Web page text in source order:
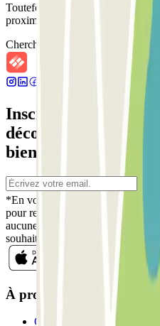
Toutefois, vous pouvez réserver
proximité que nous vous
Chercher des parkings à proximité
Inscrivez-vous à
découvrez des
bien d'autres
*En vous inscrivant, vous
pour recevoir des
aucune obligation, vous pouvez
souhaitez dans la même newsletter.
À propos de Parclick
Qui sommes-nous ?